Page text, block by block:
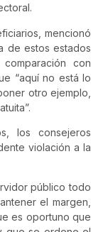
mencionó
de estos estados
con
“aquí no está lo
otro ejemplo,
los consejeros
violación a la
público todo
el margen,
es oportuno que